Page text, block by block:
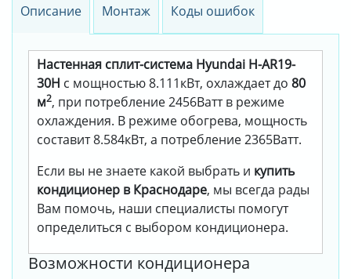
Описание Монтаж Коды ошибок
Настенная сплит-система Hyundai H-AR19-
30H с мощностью 8.111кВт, охлаждает до 80
м2, при потребление 2456Ватт в режиме
охлаждения. В режиме обогрева, мощность
составит 8.584кВт, а потребление 2365Ватт.
Если вы не знаете какой выбрать и купить
кондиционер в Краснодаре, мы всегда рады
Вам помочь, наши специалисты помогут
определиться с выбором кондиционера.
Возможности кондиционера